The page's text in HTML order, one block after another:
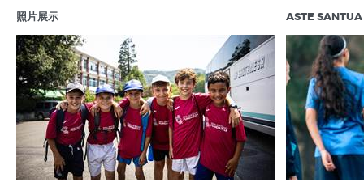
照片展示 ASTE